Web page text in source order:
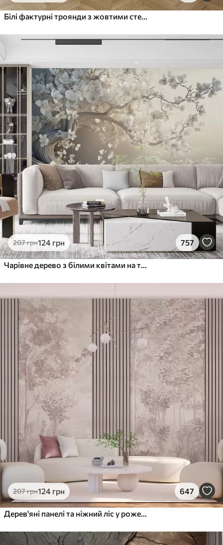
207грн124 грн 757
207грн124 грн 647